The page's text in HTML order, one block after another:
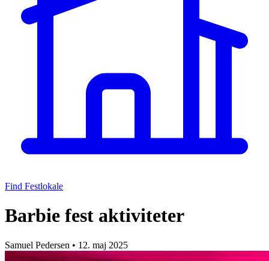
Find Festlokale
Barbie fest aktiviteter
Samuel Pedersen • 12. maj 2025